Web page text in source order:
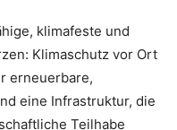
klimafeste und
Klimaschutz vor Ort
erneuerbare,
eine Infrastruktur, die
Teilhabe